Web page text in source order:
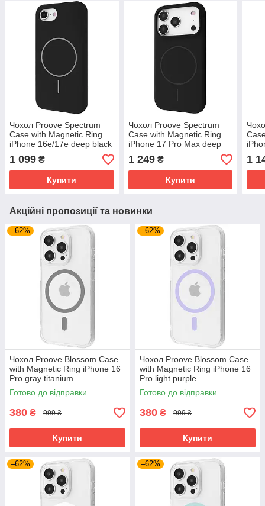
Чохол Proove Spectrum
Case with Magnetic Ring
iPhone 16e/17e deep black
(PCSPIP16E041) Глибокий
чорний
1 099 ₴
Купити
Чохол Proove Spectrum
Case with Magnetic Ring
iPhone 17 Pro Max deep
Глибокий чорний
1 249₴
Купити
1
Акційні пропозиції та новинки
–62%
Чохол Proove Blossom Case
with Magnetic Ring iPhone 16
Pro gray titanium
(PCBLIP16P027)
Готово до відправки
380 ₴ 999 ₴
Купити
–62%
Чохол Proove Blossom Case
with Magnetic Ring iPhone 16
Pro light purple
(PCBLIP16P007)
Готово до відправки
380 ₴ 999 ₴
Купити
–62% –62%